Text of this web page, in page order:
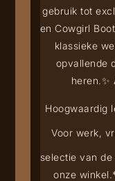
gebruik tot
en Cowgirl
klassieke
opvallende
heren.✨
Hoogwaardig
Voor werk,
selectie van
onze